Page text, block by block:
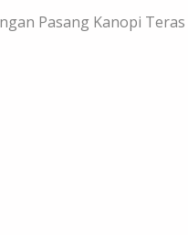
Pasang Kanopi Teras